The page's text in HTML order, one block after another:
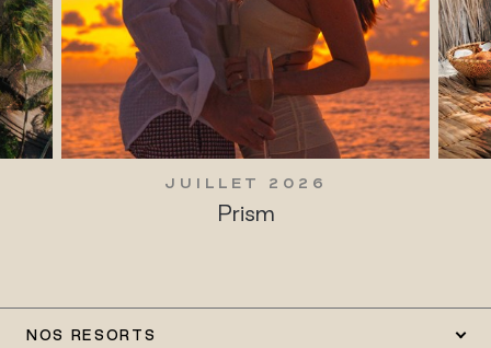
JUILLET 2026
Prism
NOS RESORTS